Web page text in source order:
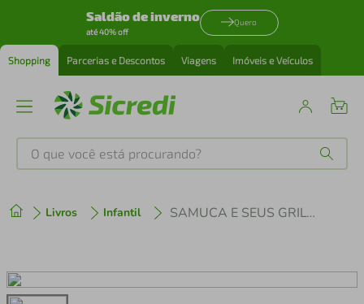
Saldão de inverno
até 40% off
Quero
Shopping Parcerias e Descontos Viagens Imóveis e Veículos
O que você está procurando?
Livros Infantil SAMUCA E SEUS GRILOS NA CUCA
2º cafeteira